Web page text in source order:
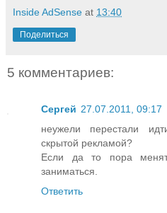
Inside AdSense at 13:40
Поделиться
5 комментариев:
Сергей 27.07.2011, 09:17
неужели перестали
скрытой рекламой?
Если да то пора
заниматься.
Ответить